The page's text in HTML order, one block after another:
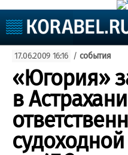
Судоходство
Судоремонт
События
Пресс-релизы
Порты
Рыболовство
ВМФ
Яхты и катера
Еще
17.06.2009 16:16 / события
«Югория»
в